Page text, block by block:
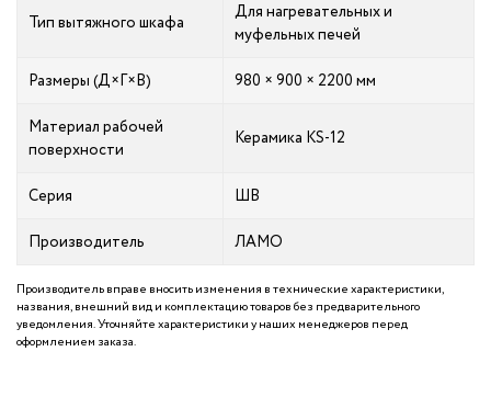
Тип вытяжного шкафа
Для нагревательных и
муфельных печей
Размеры (Д×Г×В) 980 × 900 × 2200 мм
Материал рабочей
поверхности
Керамика KS-12
Серия ШВ
Производитель ЛАМО
Производитель вправе вносить изменения в технические характеристики,
названия, внешний вид и комплектацию товаров без предварительного
уведомления. Уточняйте характеристики у наших менеджеров перед
оформлением заказа.